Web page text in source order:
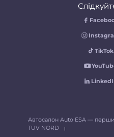
TikTok
Автосалон Auto ESA —
TÜV NORD